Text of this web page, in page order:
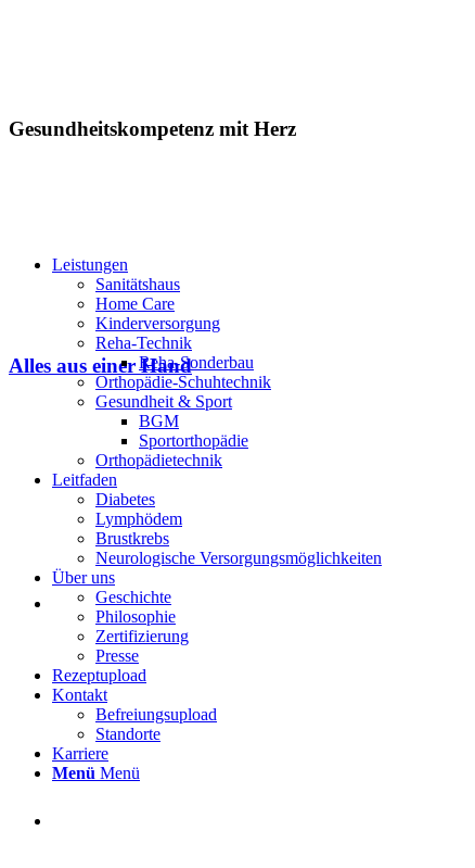
Gesundheitskompetenz mit Herz
Alles aus einer Hand
Leistungen
Sanitätshaus
Home Care
Kinderversorgung
Reha-Technik
Reha-Sonderbau
Orthopädie-Schuhtechnik
Gesundheit & Sport
BGM
Sportorthopädie
Orthopädietechnik
Leitfaden
Diabetes
Lymphödem
Brustkrebs
Neurologische Versorgungsmöglichkeiten
Über uns
Geschichte
Philosophie
Zertifizierung
Presse
Rezeptupload
Kontakt
Befreiungsupload
Standorte
Karriere
Menü Menü